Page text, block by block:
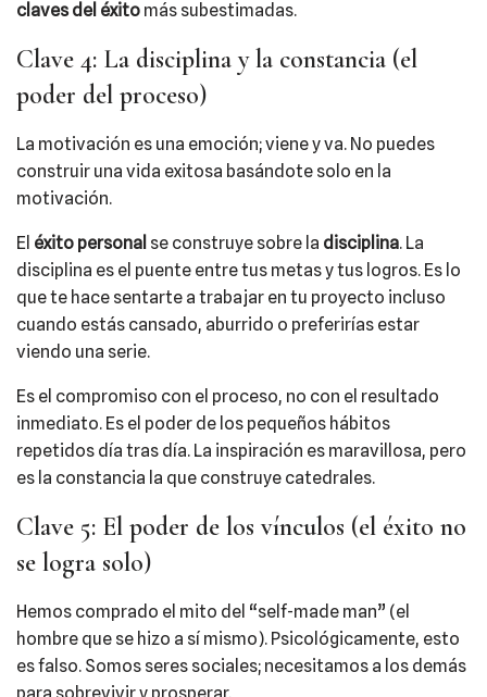
claves del éxito más subestimadas.
Clave 4: La disciplina y la constancia (el
poder del proceso)
La motivación es una emoción; viene y va. No puedes
construir una vida exitosa basándote solo en la
motivación.
El éxito personal se construye sobre la disciplina. La
disciplina es el puente entre tus metas y tus logros. Es lo
que te hace sentarte a trabajar en tu proyecto incluso
cuando estás cansado, aburrido o preferirías estar
viendo una serie.
Es el compromiso con el proceso, no con el resultado
inmediato. Es el poder de los pequeños hábitos
repetidos día tras día. La inspiración es maravillosa, pero
es la constancia la que construye catedrales.
Clave 5: El poder de los vínculos (el éxito no
se logra solo)
Hemos comprado el mito del “self-made man” (el
hombre que se hizo a sí mismo). Psicológicamente, esto
es falso. Somos seres sociales; necesitamos a los demás